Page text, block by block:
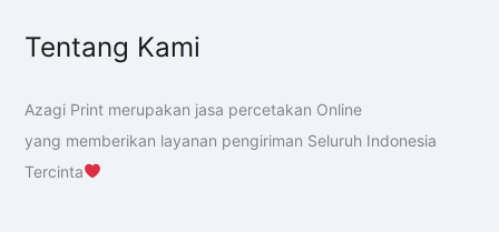
Tentang Kami
Azagi Print merupakan jasa percetakan Online
yang memberikan layanan pengiriman Seluruh Indonesia
Tercinta